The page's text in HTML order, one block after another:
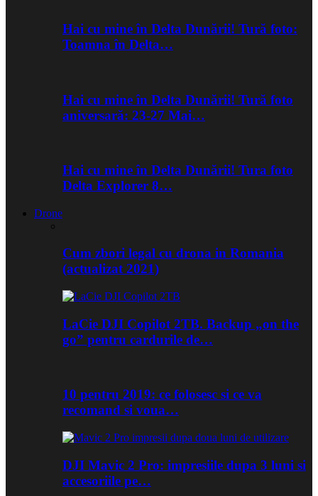
Hai cu mine în Delta Dunării! Tură foto:
Toamna în Delta…
Hai cu mine în Delta Dunării! Tură foto
aniversară: 23-27 Mai…
Hai cu mine în Delta Dunării! Tura foto
Delta Explorer 8…
Drone
Cum zbori legal cu drona in Romania
(actualizat 2021)
LaCie DJI Copilot 2TB. Backup „on the
go” pentru cardurile de…
10 pentru 2019: ce folosesc si ce va
recomand si voua…
DJI Mavic 2 Pro: impresiile dupa 3 luni si
accesoriile pe…